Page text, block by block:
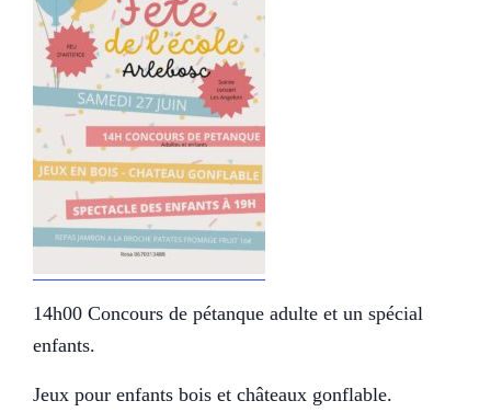
14h00 Concours de pétanque adulte et un spécial
enfants.
Jeux pour enfants bois et châteaux gonflable.